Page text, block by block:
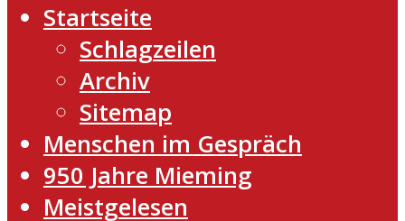
Startseite
Schlagzeilen
Archiv
Sitemap
Menschen im Gespräch
950 Jahre Mieming
Meistgelesen